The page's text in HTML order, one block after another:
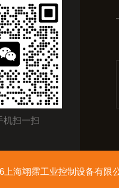
机扫一扫
上海翊霈工业控制设备有